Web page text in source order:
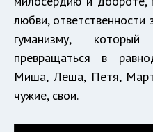
любви,
гуманизму,
превращаться в
Миша, Леша, Петя,
чужие, свои.